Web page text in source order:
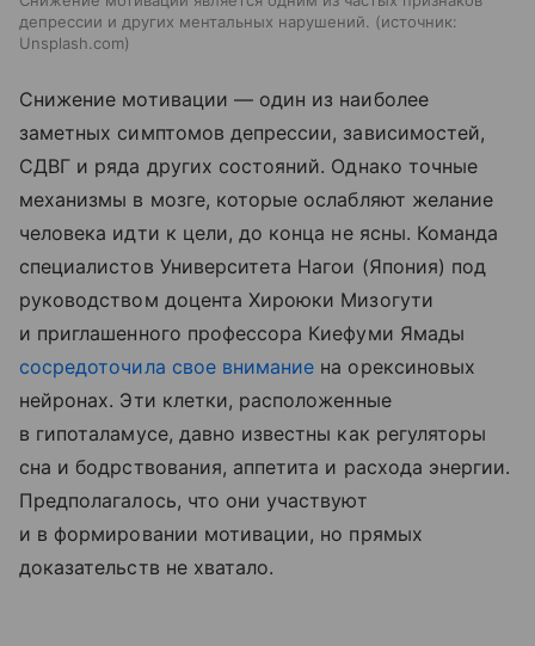
депрессии и других ментальных нарушений.
источник:
Unsplash.com
Снижение мотивации — один из наиболее
заметных симптомов депрессии, зависимостей,
СДВГ и ряда других состояний. Однако точные
механизмы в мозге, которые ослабляют желание
человека идти к цели, до конца не ясны. Команда
специалистов Университета Нагои (Япония) под
руководством доцента Хироюки Мизогути
и приглашенного профессора Киефуми Ямады
сосредоточила свое внимание на орексиновых
нейронах. Эти клетки, расположенные
в гипоталамусе, давно известны как регуляторы
сна и бодрствования, аппетита и расхода энергии.
Предполагалось, что они участвуют
и в формировании мотивации, но прямых
доказательств не хватало.